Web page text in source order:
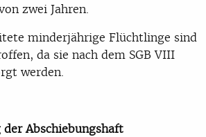
zwei Jahren.
minderjährige Flüchtlinge sind
da sie nach dem SGB VIII
werden.
der Abschiebungshaft